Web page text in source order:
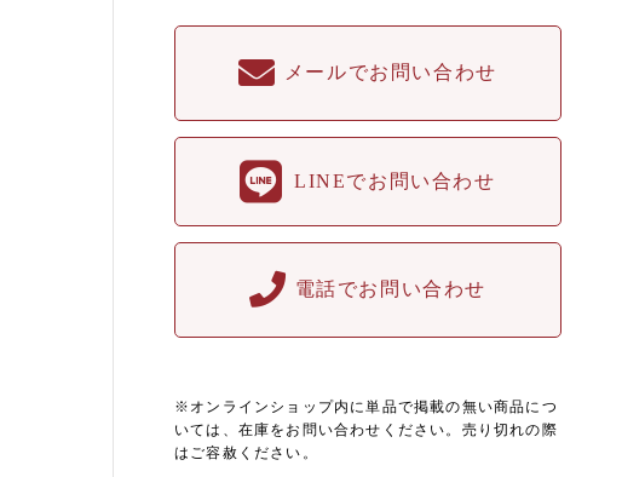
メールでお問い合わせ
LINEでお問い合わせ
電話でお問い合わせ
※オンラインショップ内に単品で掲載の無い商品につ
いては、在庫をお問い合わせください。売り切れの際
はご容赦ください。